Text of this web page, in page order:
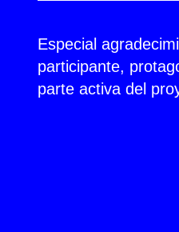
Especial
participante,
parte activa del